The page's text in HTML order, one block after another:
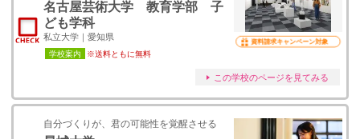
名古屋芸術大学 教育学部 子
ども学科
私立大学｜愛知県
学校案内 ※送料ともに無料
資料請求キャンペーン対象
この学校のページを見てみる
自分づくりが、君の可能性を覚醒させる